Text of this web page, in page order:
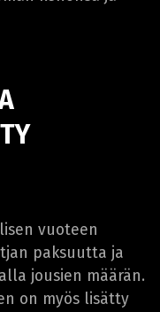
vuoteen
paksuutta ja
jousien määrän.
on myös lisätty